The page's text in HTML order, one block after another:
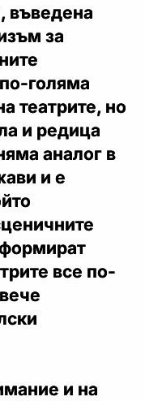
въведена
за
голяма
театрите, но
и редица
аналог в
и е
все по-
и на